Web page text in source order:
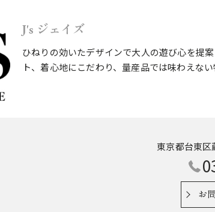
J's ジェイズ
ひねりの効いたデザインで大人の遊び心を提
ト、着心地にこだわり、量産品では味わえな
東京都台東区
お